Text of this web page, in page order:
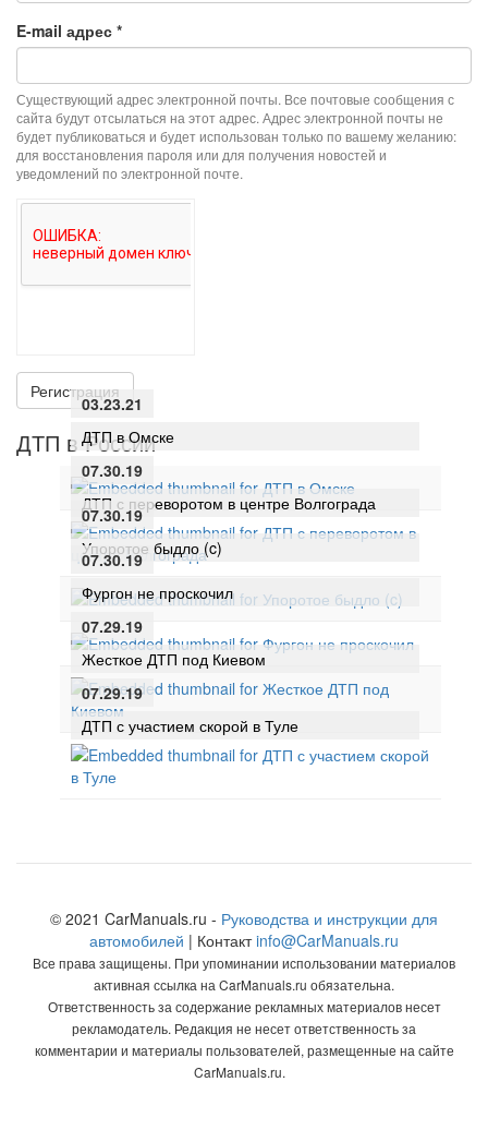
E-mail адрес *
Существующий адрес электронной почты. Все почтовые сообщения с
сайта будут отсылаться на этот адрес. Адрес электронной почты не
будет публиковаться и будет использован только по вашему желанию:
для восстановления пароля или для получения новостей и
уведомлений по электронной почте.
Регистрация
ДТП в России
03.23.21
ДТП в Омске
07.30.19
ДТП с переворотом в центре Волгограда
07.30.19
Упоротое быдло (c)
07.30.19
Фургон не проскочил
07.29.19
Жесткое ДТП под Киевом
07.29.19
ДТП с участием скорой в Туле
© 2021 CarManuals.ru - Руководства и инструкции для
автомобилей | Контактinfo@CarManuals.ru
Все права защищены. При упоминании использовании материалов
активная ссылка на CarManuals.ru обязательна.
Ответственность за содержание рекламных материалов несет
рекламодатель. Редакция не несет ответственность за
комментарии и материалы пользователей, размещенные на сайте
CarManuals.ru.